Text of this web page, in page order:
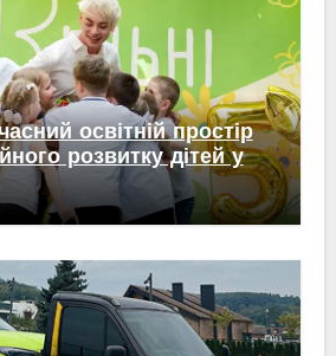
освітній простір
розвитку дітей у